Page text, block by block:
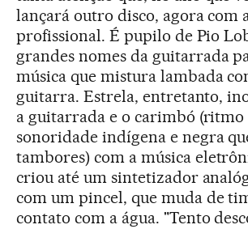
lançará outro disco, agora com
profissional. É pupilo de Pio
grandes nomes da guitarrada
música que mistura lambada
guitarra. Estrela, entretanto,
a guitarrada e o carimbó (ritmo
sonoridade indígena e negra
tambores) com a música
criou até um sintetizador
com um pincel, que muda de
contato com a água. "Tento